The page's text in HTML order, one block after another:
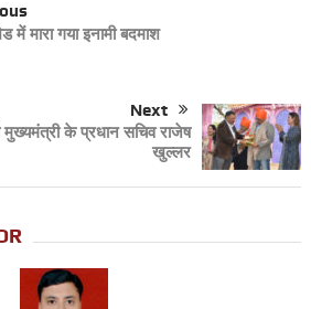
में मारा गया इनामी बदमाश
Next
के प्रधान सचिव राजेष
खुल्लर